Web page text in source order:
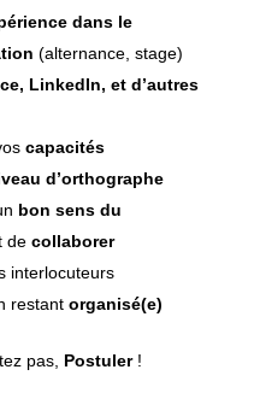
dans le
(alternance, stage)
LinkedIn, et d’autres
capacités
d’orthographe
bon sens du
de collaborer
interlocuteurs
restant organisé(e)
pas, Postuler!